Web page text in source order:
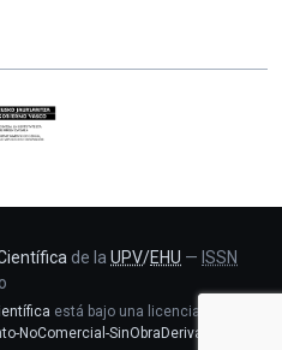
de la UPV/EHU — ISSN
está bajo una licencia
NoComercial-SinObraDerivada 4.0